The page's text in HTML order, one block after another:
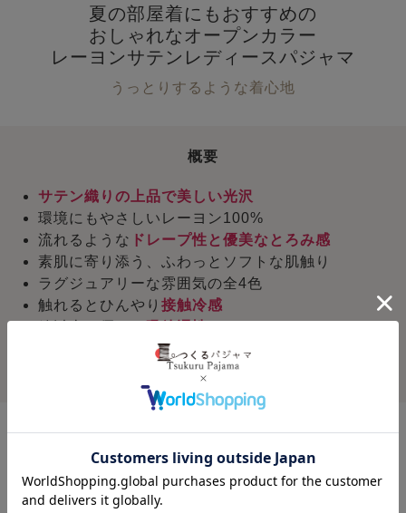
夏の部屋着にもおすすめの
おしゃれなオープンカラー
レーヨンサテンレディースパジャマ
うっとりするような着心地
概要
サテン織りの上品で美しい光沢
環境にもやさしいレーヨン100%
流れるような ドレープ性と優美なとろみ感
素肌に寄り添う、ふわっとソフトな肌触り
ラグジュアリーな雰囲気の全4色
触れるとひんやり接触冷感
静電気が起きづらく、お肌にやさしい
半袖短パンで涼しい！動きやすい！